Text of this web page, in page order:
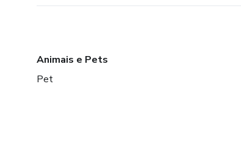
Animais e Pets
Pet